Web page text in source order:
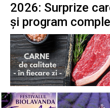
2026: Surprize
și program